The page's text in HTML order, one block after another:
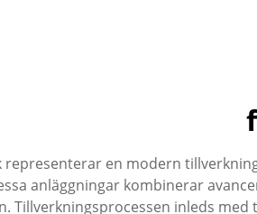
representerar en modern
anläggningar kombinerar
Tillverkningsprocessen inleds